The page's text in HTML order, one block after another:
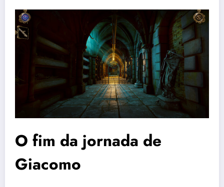
O fim da jornada de
Giacomo